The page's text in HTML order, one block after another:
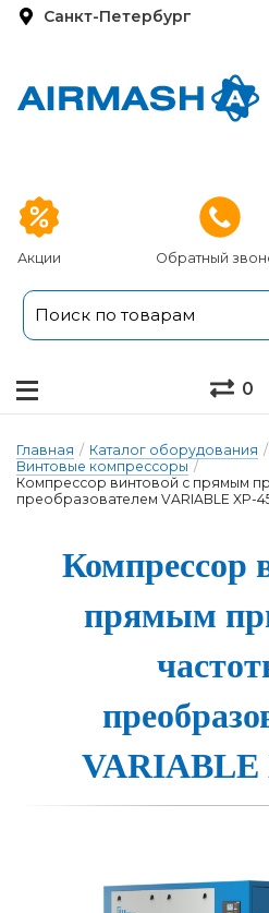
Санкт-Петербург
Акции Обратный
0
Главная / Каталог оборудования /
Винтовые компрессоры /
Компрессор винтовой с прямым
преобразователем VARIABLE XP-
Компрессор
пря­мым
VARIABLE